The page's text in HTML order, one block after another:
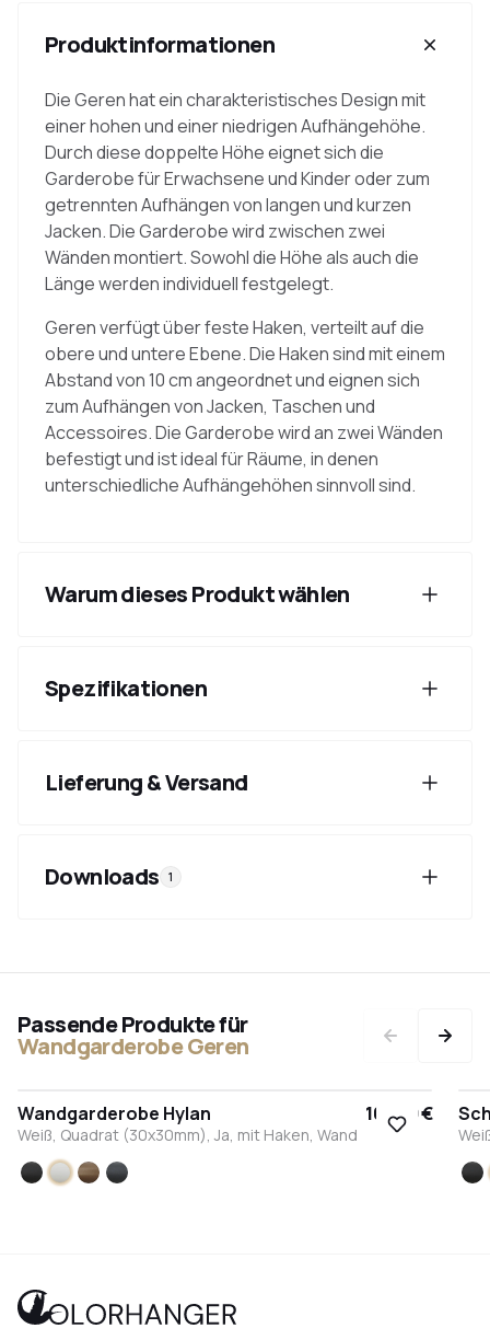
Produktinformationen
Die Geren hat ein charakteristisches Design mit
einer hohen und einer niedrigen Aufhängehöhe.
Durch diese doppelte Höhe eignet sich die
Garderobe für Erwachsene und Kinder oder zum
getrennten Aufhängen von langen und kurzen
Jacken. Die Garderobe wird zwischen zwei
Wänden montiert. Sowohl die Höhe als auch die
Länge werden individuell festgelegt.
Geren verfügt über feste Haken, verteilt auf die
obere und untere Ebene. Die Haken sind mit einem
Abstand von 10 cm angeordnet und eignen sich
zum Aufhängen von Jacken, Taschen und
Accessoires. Die Garderobe wird an zwei Wänden
befestigt und ist ideal für Räume, in denen
unterschiedliche Aufhängehöhen sinnvoll sind.
Warum dieses Produkt wählen
Spezifikationen
Lieferung & Versand
Downloads 1
Passende Produkte für
Wandgarderobe Geren
Wandgarderobe Hylan 162,50 €
Weiß, Quadrat (30x30mm), Ja, mit Haken, Wand
Schwarz
WeißBronzeAnthrazit